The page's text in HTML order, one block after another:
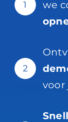
1
we
2
voor